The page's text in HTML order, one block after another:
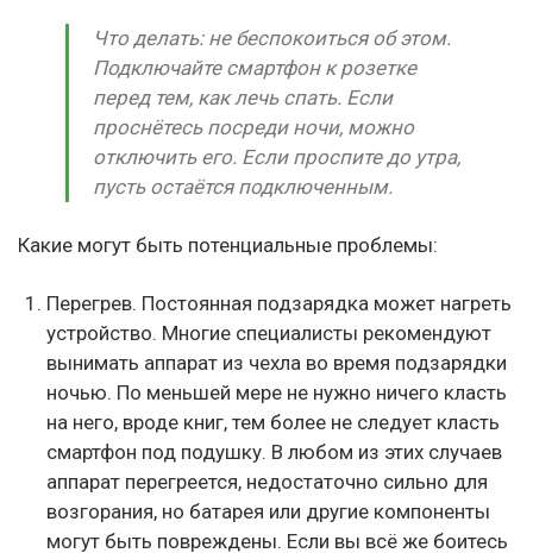
Что делать: не беспокоиться об этом.
Подключайте смартфон к розетке
перед тем, как лечь спать. Если
проснётесь посреди ночи, можно
отключить его. Если проспите до утра,
пусть остаётся подключенным.
Какие могут быть потенциальные проблемы:
Перегрев. Постоянная подзарядка может нагреть
устройство. Многие специалисты рекомендуют
вынимать аппарат из чехла во время подзарядки
ночью. По меньшей мере не нужно ничего класть
на него, вроде книг, тем более не следует класть
смартфон под подушку. В любом из этих случаев
аппарат перегреется, недостаточно сильно для
возгорания, но батарея или другие компоненты
могут быть повреждены. Если вы всё же боитесь